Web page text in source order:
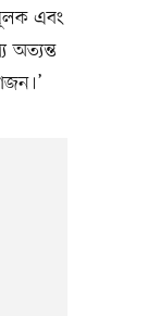
এবং
অত্যন্ত